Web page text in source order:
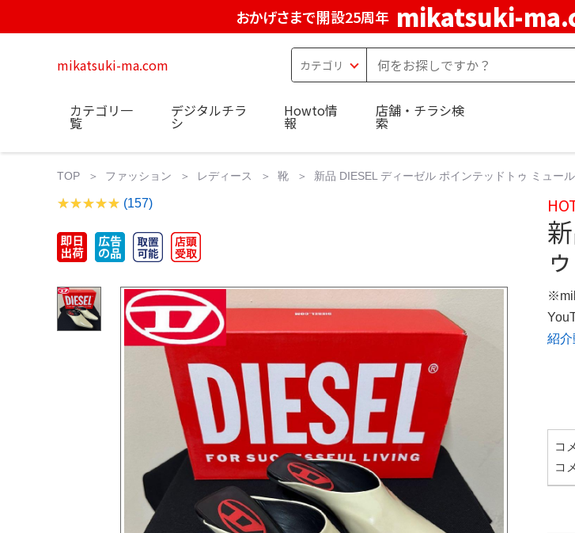
おかげさまで開設25周年 mikatsuki-
mikatsuki-ma.com
カテゴリ一
覧
デジタルチラ
シ
Howto情
報
店舗・チラシ検
索
TOP ファッション レディース 靴 新品 DIESEL ディーゼル ポインテッドトゥ ミュー
(157)
紹介
コ
コ